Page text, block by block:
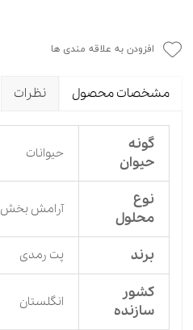
افزودن به علاقه مندی ها
مشخصات محصول نظرات
گونه
حیوان
حیوانات
نوع
محلول
آرامش بخش
برند پت رمدی
کشور
سازنده
انگلستان